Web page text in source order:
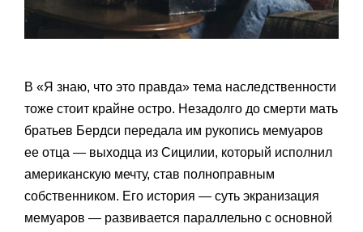
В «Я знаю, что это правда» тема наследственности
тоже стоит крайне остро. Незадолго до смерти мать
братьев Бердси передала им рукопись мемуаров
ее отца — выходца из Сицилии, который исполнил
американскую мечту, став полноправным
собственником. Его история — суть экранизация
мемуаров — развивается параллельно с основной